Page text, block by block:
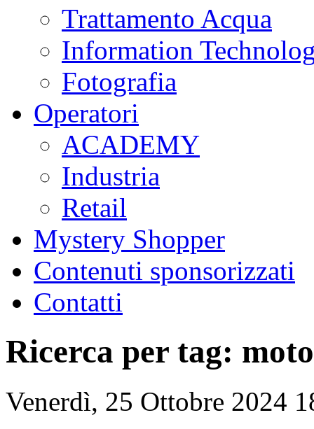
Trattamento Acqua
Information
Fotografia
Operatori
ACADEMY
Industria
Retail
Mystery Shopper
Contenuti sponsorizzati
Contatti
Ricerca per tag:
Venerdì, 25 Ottobre 2024